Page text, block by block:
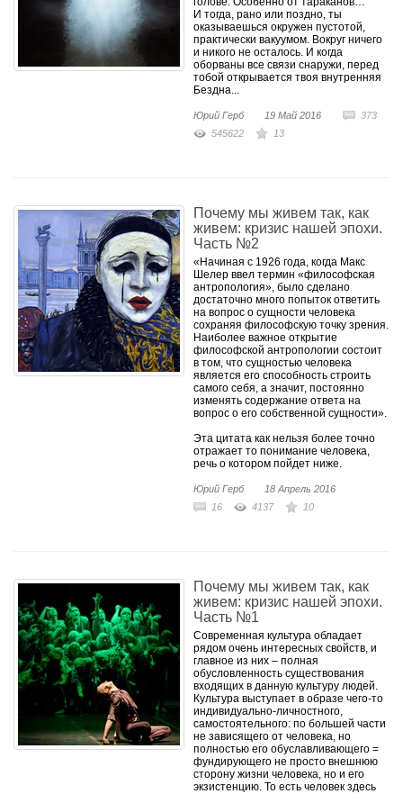
И тогда, рано или поздно, ты
оказываешься окружен пустотой,
практически вакуумом. Вокруг ничего
и никого не осталось. И когда
оборваны все связи снаружи, перед
тобой открывается твоя внутренняя
Бездна...
Юрий Герб 19 Май 2016
373
545622
13
Почему мы живем так, как
живем: кризис нашей эпохи.
Часть №2
«Начиная с 1926 года, когда Макс
Шелер ввел термин «философская
антропология», было сделано
достаточно много попыток ответить
на вопрос о сущности человека
сохраняя философскую точку зрения.
Наиболее важное открытие
философской антропологии состоит
в том, что сущностью человека
является его способность строить
самого себя, а значит, постоянно
изменять содержание ответа на
вопрос о его собственной сущности».
Эта цитата как нельзя более точно
отражает то понимание человека,
речь о котором пойдет ниже.
Юрий Герб
18 Апрель 2016
16
4137 10
Почему мы живем так, как
живем: кризис нашей эпохи.
Часть №1
Современная культура обладает
рядом очень интересных свойств, и
главное из них – полная
обусловленность существования
входящих в данную культуру людей.
Культура выступает в образе чего-то
индивидуально-личностного,
самостоятельного: по большей части
не зависящего от человека, но
полностью его обуславливающего =
фундирующего не просто внешнюю
сторону жизни человека, но и его
экзистенцию. То есть человек здесь